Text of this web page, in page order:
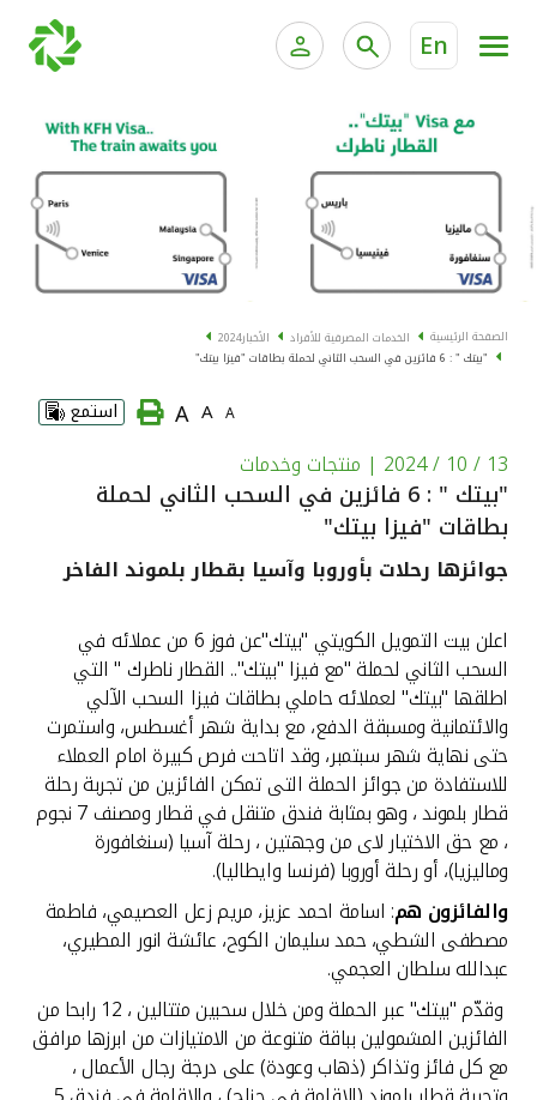
En
الخدمات المصرفية الإلكترونية للأفراد
الخدمات المصرفية الإلكترونية للشركات
خدمة "بيتك" للتداول الإلكتروني
الخدمات المصرفية للأفراد الخدمات المالية
الحسابات المصرفية
البطاقات
"برامج العملاء"
الاستثمار
القنوات المصرفية
أدوات وخدمات
خدمات ما بعد البيع
اتصل بنا
مواقع الفروع وأجهزة الصرف الآلي
ألمانيا
ماليزيا
تركيا
الصفحة الرئيسية الخدمات المصرفية للأفراد الأخبار2024
"بيتك " : 6 فائزين في السحب الثاني لحملة بطاقات "فيزا بيتك"
A
A
A استمع
13 / 10 / 2024 | منتجات وخدمات
"بيتك " : 6 فائزين في السحب الثاني لحملة
بطاقات "فيزا بيتك"
جوائزها رحلات بأوروبا وآسيا بقطار بلموند الفاخر
اعلن بيت التمويل الكويتي "بيتك"عن فوز 6 من عملائه في
السحب الثاني لحملة "مع فيزا "بيتك".. القطار ناطرك " التي
اطلقها "بيتك" لعملائه حاملي بطاقات فيزا السحب الآلي
والائتمانية ومسبقة الدفع، مع بداية شهر أغسطس، واستمرت
حتى نهاية شهر سبتمبر، وقد اتاحت فرص كبيرة امام العملاء
للاستفادة من جوائز الحملة التى تمكن الفائزين من تجربة رحلة
قطار بلموند ، وهو بمثابة فندق متنقل في قطار ومصنف 7 نجوم
، مع حق الاختيار لاى من وجهتين ، رحلة آسيا (سنغافورة
وماليزيا)، أو رحلة أوروبا (فرنسا وايطاليا).
والفائزون هم: اسامة احمد عزيز، مريم زعل العصيمي، فاطمة
مصطفى الشطي، حمد سليمان الكوح، عائشة انور المطيري،
عبدالله سلطان العجمي.
وقدّم "بيتك" عبر الحملة ومن خلال سحبين متتالين ، 12 رابحا من
الفائزين المشمولين بباقة متنوعة من الامتيازات من ابرزها مرافق
مع كل فائز وتذاكر (ذهاب وعودة) على درجة رجال الأعمال ،